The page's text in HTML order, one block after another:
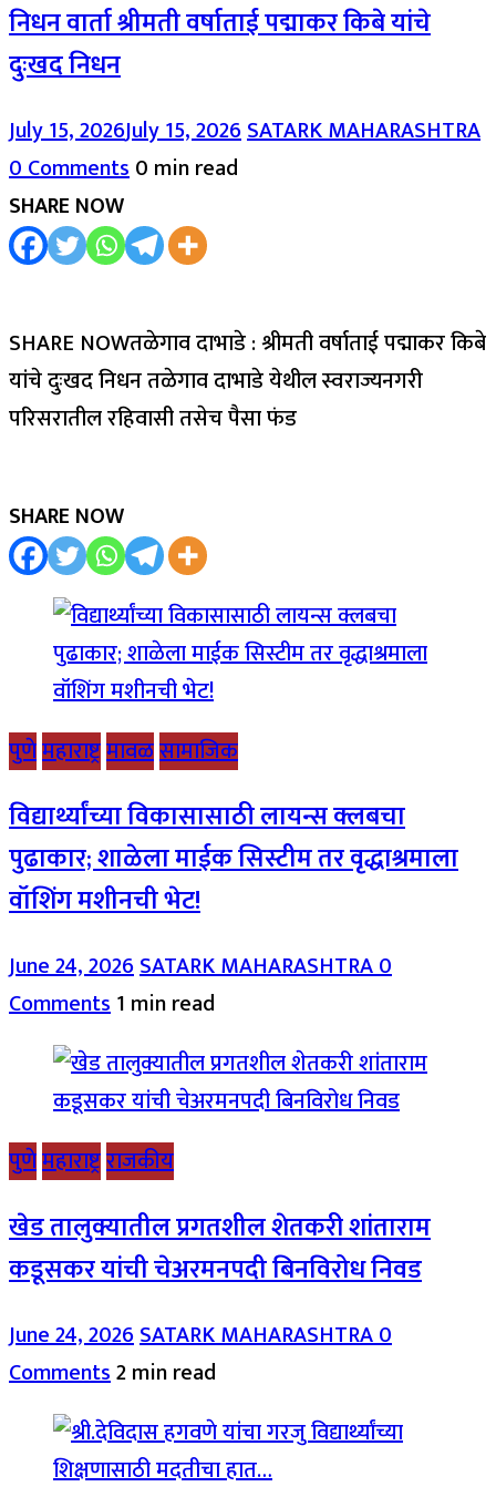
निधन वार्ता श्रीमती वर्षाताई पद्माकर किबे यांचे
दुःखद निधन
July 15, 2026July 15, 2026SATARK MAHARASHTRA
0 Comments0 min read
SHARE NOW
SHARE NOWतळेगाव दाभाडे : श्रीमती वर्षाताई पद्माकर किबे
यांचे दुःखद निधन तळेगाव दाभाडे येथील स्वराज्यनगरी
परिसरातील रहिवासी तसेच पैसा फंड
SHARE NOW
पुणेमहाराष्ट्रमावळसामाजिक
विद्यार्थ्यांच्या विकासासाठी लायन्स क्लबचा
पुढाकार; शाळेला माईक सिस्टीम तर वृद्धाश्रमाला
वॉशिंग मशीनची भेट!
June 24, 2026SATARK MAHARASHTRA0
Comments1 min read
पुणेमहाराष्ट्रराजकीय
खेड तालुक्यातील प्रगतशील शेतकरी शांताराम
कडूसकर यांची चेअरमनपदी बिनविरोध निवड
June 24, 2026SATARK MAHARASHTRA0
Comments2 min read